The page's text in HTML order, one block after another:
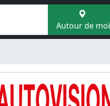
Autour de moi